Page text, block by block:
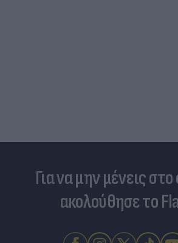
Για να μην μένεις
ακολούθησε το